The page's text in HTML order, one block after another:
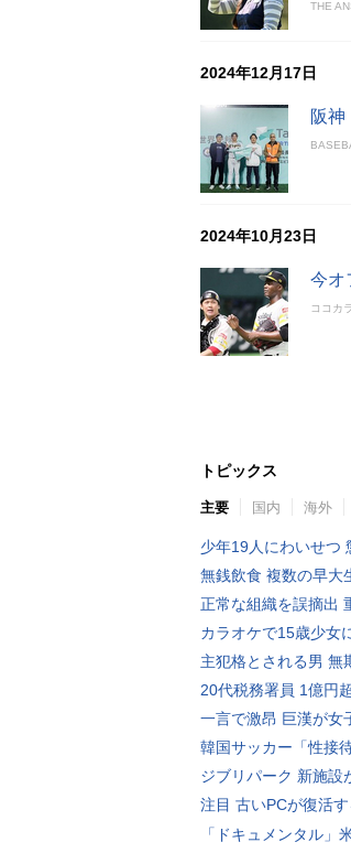
THE
2024年12月17日
阪
2024年10月23日
今オ
ココカ
トピックス
主要 国内 海外
少年19人にわいせつ
無銭飲食 複数の早大
正常な組織を誤摘出
カラオケで15歳少女
主犯格とされる男 無
20代税務署員 1億円
一言で激昂 巨漢が女
韓国サッカー「性接
ジブリパーク 新施設
注目 古いPCが復活
「ドキュメンタル」